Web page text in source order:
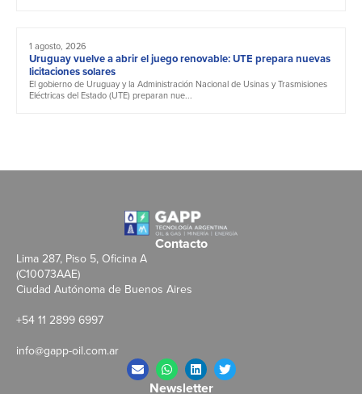
1 agosto, 2026
Uruguay vuelve a abrir el juego renovable: UTE prepara nuevas
licitaciones solares
El gobierno de Uruguay y la Administración Nacional de Usinas y Trasmisiones
Eléctricas del Estado (UTE) preparan nue...
Contacto
Lima 287, Piso 5, Oficina A
(C10073AAE)
Ciudad Autónoma de Buenos Aires
+54 11 2899 6997
info@gapp-oil.com.ar
Newsletter